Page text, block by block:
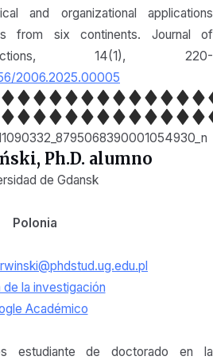
and organizational applications
from six continents. Journal of
14(1), 220-
2006.2025.00005
Ph.D. alumno
de Gdansk
Polonia
de la investigación
Académico
estudiante de doctorado en la